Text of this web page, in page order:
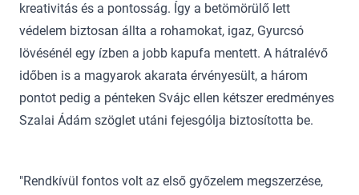
kreativitás és a pontosság. Így a betömörülő lett
védelem biztosan állta a rohamokat, igaz, Gyurcsó
lövésénél egy ízben a jobb kapufa mentett. A hátralévő
időben is a magyarok akarata érvényesült, a három
pontot pedig a pénteken Svájc ellen kétszer eredményes
Szalai Ádám szöglet utáni fejesgólja biztosította be.
"Rendkívül fontos volt az első győzelem megszerzése,